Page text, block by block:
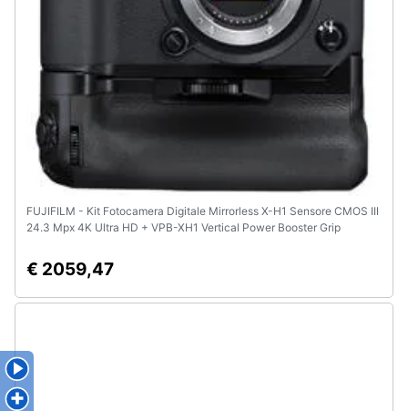
FUJIFILM - Kit Fotocamera Digitale Mirrorless X-H1 Sensore CMOS III
24.3 Mpx 4K Ultra HD + VPB-XH1 Vertical Power Booster Grip
€ 2059,47